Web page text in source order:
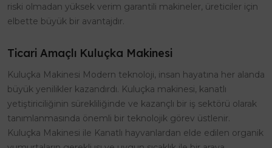
riski olmadan yüksek verim garantili makineler, üreticiler için
elbette büyük bir avantajdır.
Ticari Amaçlı Kuluçka Makinesi
Kuluçka Makinesi Modern teknoloji, insan hayatına her alanda
büyük yenilikler kazandırdı. Kuluçka makinesi, kanatlı
yetiştiriciliğinin sürekliliğinde ve kazançlı bir iş sektörü olarak
tanımlanmasında önemli bir teknolojik görev üstlenir.
Kuluçka Makinesi ile Kanatlı hayvanlardan elde edilen organik